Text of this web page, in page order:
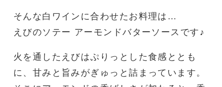
そんな白ワインに合わせたお料理は…
えびのソテー アーモンドバターソースです♪
火を通したえびはぷりっとした食感ととも
に、甘みと旨みがぎゅっと詰まっています。